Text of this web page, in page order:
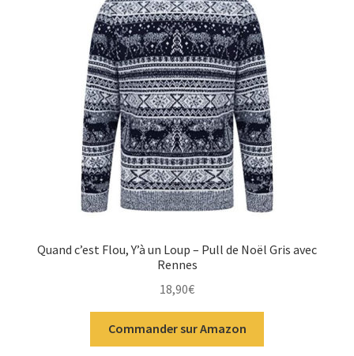
Quand c’est Flou, Y’à un Loup – Pull de Noël Gris avec
Rennes
18,90€
Commander sur Amazon